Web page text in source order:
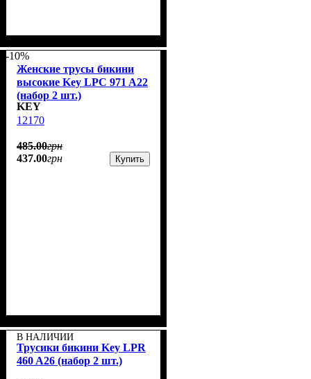
-10%
Женские трусы бикини
высокие Key LPC 971 A22
(набор 2 шт.)
KEY
12170
485.00грн
437.00грн Купить
В НАЛИЧИИ
Трусики бикини Key LPR
460 A26 (набор 2 шт.)